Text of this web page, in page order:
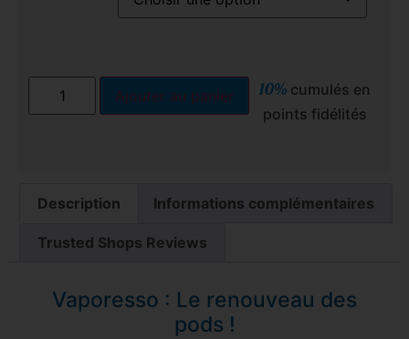
Ajouter au panier 10% cumulés en
points fidélités
Description Informations complémentaires
Trusted Shops Reviews
Vaporesso : Le renouveau des
pods !